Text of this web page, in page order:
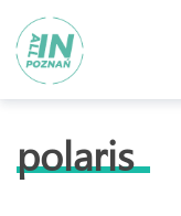
polaris